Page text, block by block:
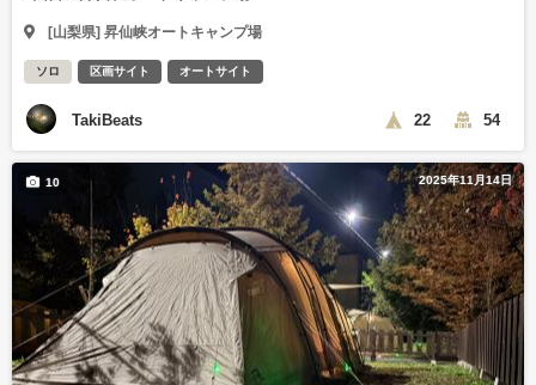
[山梨県] 昇仙峡オートキャンプ場
ソロ 区画サイト オートサイト
TakiBeats 22 54
2025年11月14日
10